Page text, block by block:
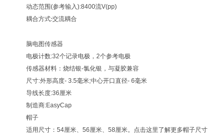
动态范围(参考输入):8400流V(pp)
耦合方式:交流耦合
脑电图传感器
电极计数:32个记录电极， 2个参考电极
传感器材料：烧结银-氯化银，与凝胶兼容
尺寸:外形高度- 3.5毫米;中心开口直径- 6毫米
导线长度:36厘米
制造商:EasyCap
帽子
适用尺寸： 54厘米、 56厘米、 58厘米。点击这里了解更多帽子尺寸